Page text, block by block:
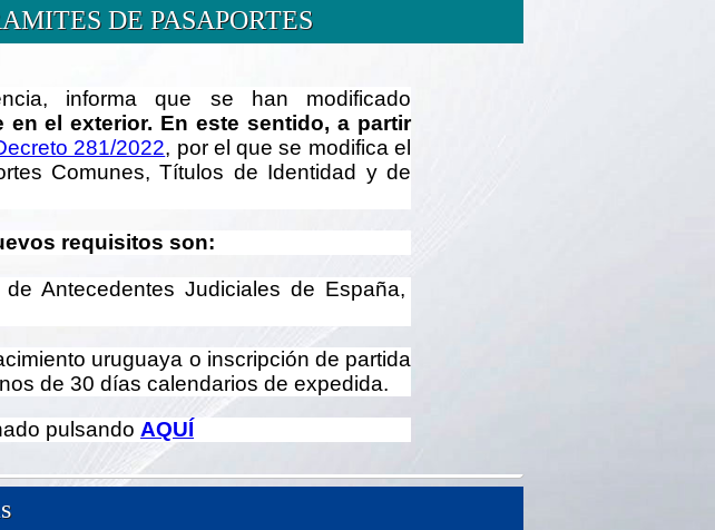
DE PASAPORTES
informa que se han modificado
el exterior. En este sentido, a partir
281/2022, por el que se modifica el
Comunes, Títulos de Identidad y de
requisitos son:
de Antecedentes Judiciales de España,
uruguaya o inscripción de partida
de 30 días calendarios de expedida.
pulsando AQUÍ